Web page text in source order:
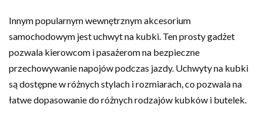
Innym popularnym wewnętrznym akcesorium
samochodowym jest uchwyt na kubki. Ten prosty gadżet
pozwala kierowcom i pasażerom na bezpieczne
przechowywanie napojów podczas jazdy. Uchwyty na kubki
są dostępne w różnych stylach i rozmiarach, co pozwala na
łatwe dopasowanie do różnych rodzajów kubków i butelek.